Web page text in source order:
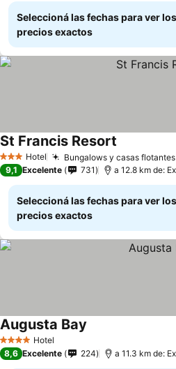
Seleccioná las fechas para ver los
precios exactos
3 Estrellas
Hotel Bungalows y casas
St Francis Resort
9,1 Excelente 731 a 12.8 km de:
Seleccioná las fechas para ver los
precios exactos
4 EstrellasHotel
Augusta Bay
8,6 Excelente 224 a 11.3 km de: